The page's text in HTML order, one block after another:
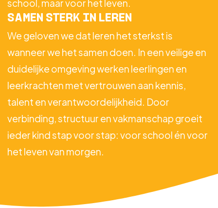
school, maar voor het leven.
SAMEN STERK IN LEREN
We geloven we dat leren het sterkst is
wanneer we het samen doen. In een veilige en
duidelijke omgeving werken leerlingen en
leerkrachten met vertrouwen aan kennis,
talent en verantwoordelijkheid. Door
verbinding, structuur en vakmanschap groeit
ieder kind stap voor stap: voor school én voor
het leven van morgen.